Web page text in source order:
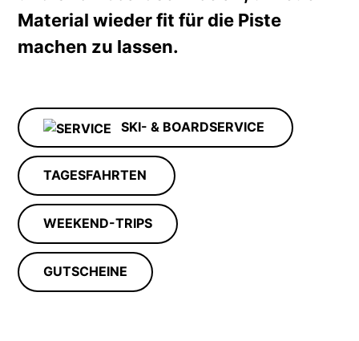
Material wieder fit für die Piste
machen zu lassen.
SKI- & BOARDSERVICE
TAGESFAHRTEN
WEEKEND-TRIPS
GUTSCHEINE